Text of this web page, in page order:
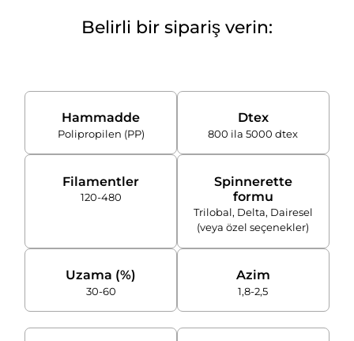
Belirli bir sipariş verin:
Hammadde
Polipropilen (PP)
Dtex
800 ila 5000 dtex
Filamentler
120-480
Spinnerette
formu
Trilobal, Delta, Dairesel
(veya özel seçenekler)
Uzama (%)
30-60
Azim
1,8-2,5